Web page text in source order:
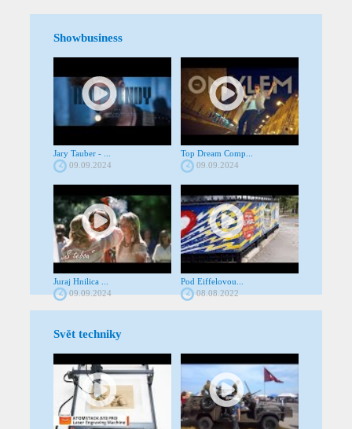
Showbusiness
Jary Tauber - ...
09.09.2024
Top Dream Comp...
09.09.2024
Juraj Hnilica ...
09.09.2024
Pod Eiffelovou...
08.08.2022
Svět techniky